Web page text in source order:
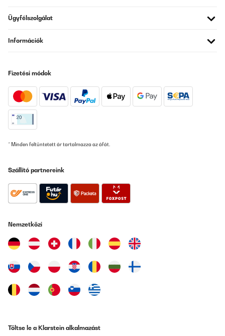
Ügyfélszolgálat
Információk
Fizetési módok
* Minden feltüntetett ár tartalmazza az áfát.
Szállító partnereink
Nemzetközi
Töltse le a Klarstein alkalmazást